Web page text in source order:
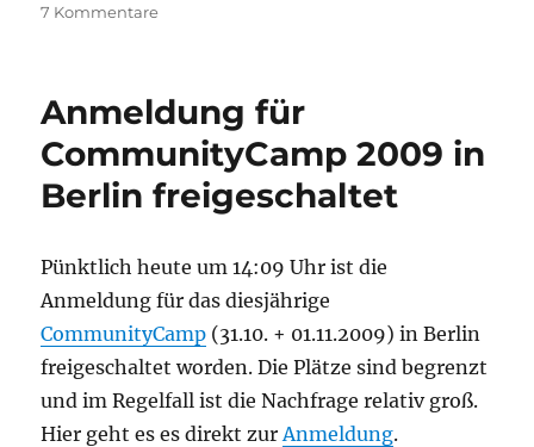
7 Kommentarezu
CommunityCamp
Berlin
2009
Anmeldung für
CommunityCamp 2009 in
Berlin freigeschaltet
Pünktlich heute um 14:09 Uhr ist die
Anmeldung für das diesjährige
CommunityCamp (31.10. + 01.11.2009) in Berlin
freigeschaltet worden. Die Plätze sind begrenzt
und im Regelfall ist die Nachfrage relativ groß.
Hier geht es es direkt zurAnmeldung.